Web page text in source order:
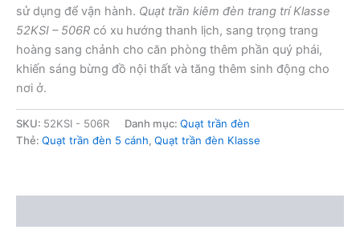
sử dụng để vận hành. Quạt trần kiêm đèn trang trí Klasse
52KSI – 506R có xu hướng thanh lịch, sang trọng trang
hoàng sang chảnh cho căn phòng thêm phần quý phái,
khiến sáng bừng đồ nội thất và tăng thêm sinh động cho
nơi ở.
SKU: 52KSI - 506R Danh mục: Quạt trần đèn
Thẻ: Quạt trần đèn 5 cánh, Quạt trần đèn Klasse